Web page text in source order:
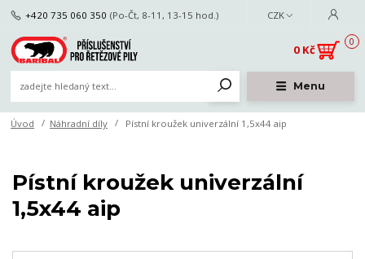
Menu
CZK
+420 735 060 350 (Po-Čt, 8-11, 13-15 hod.)
0
0 Kč
Úvod Náhradní díly Pístní kroužek univerzální 1,5x44 aip
Pístní kroužek univerzální
1,5x44 aip